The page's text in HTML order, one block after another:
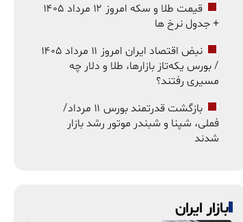
قیمت طلا و سکه امروز ۱۲ مرداد ۱۴۰۵
+ جدول نرخ ها
نبض اقتصاد ایران امروز ۱۱ مرداد ۱۴۰۵
/ بورس یکه‌تاز بازارها، طلا و دلار چه
مسیری رفتند؟
بازگشت قدرتمند بورس ۱۱ مرداد/
فملی، شپنا و شبندر موتور رشد بازار
شدند
بازار ایران